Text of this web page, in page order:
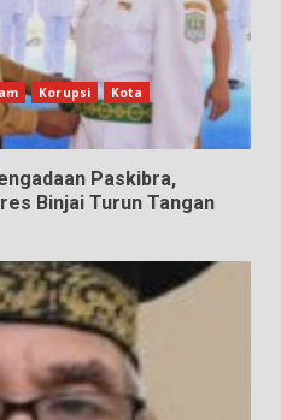
Korupsi
Kota
Paskibra,
Binjai Turun Tangan